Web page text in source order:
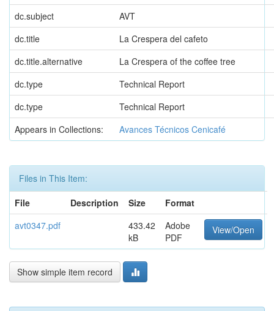
dc.subject
AVT
dc.title
La Crespera del cafeto
dc.title.alternative
La Crespera of the coffee tree
dc.type
Technical Report
dc.type
Technical Report
Appears in Collections:
Avances Técnicos Cenicafé
Files in This Item:
File
Description Size
Format
avt0347.pdf
433.42
kB
Adobe
PDF
View/Open
Show simple item record